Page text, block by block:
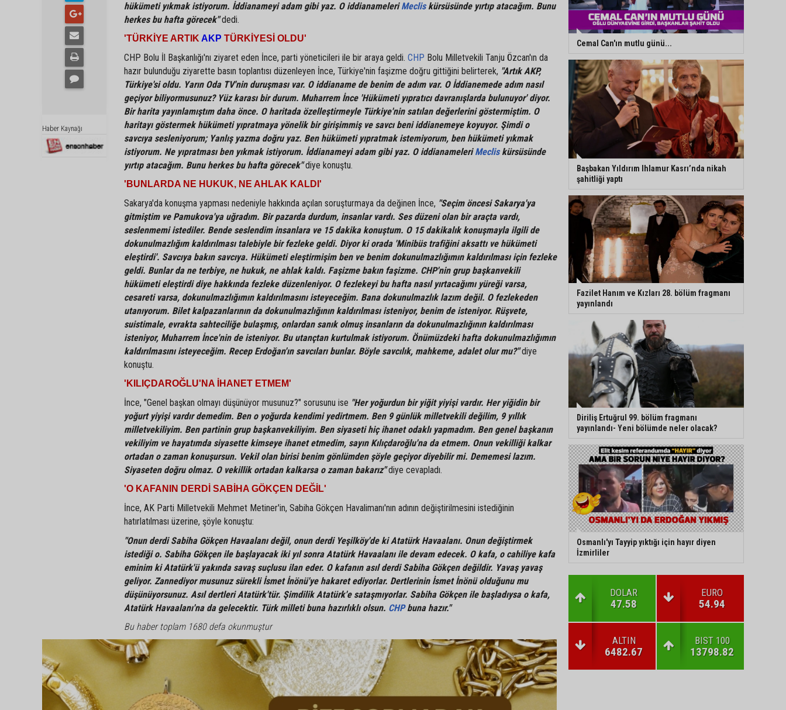
Haber Kaynağı
hükümeti yıkmak istiyorum. İddianameyi adam gibi yaz. O iddianameleriMecliskürsüsünde yırtıp atacağım. Bunu
herkes bu hafta görecek"dedi.
'TÜRKİYE ARTIK AKP TÜRKİYESİ OLDU'
CHP Bolu İl Başkanlığı'nı ziyaret eden İnce, parti yöneticileri ile bir araya geldi. CHP Bolu Milletvekili Tanju Özcan'ın da
hazır bulunduğu ziyarette basın toplantısı düzenleyen İnce, Türkiye'nin faşizme doğru gittiğini belirterek, "Artık AKP,
Türkiye'si oldu. Yarın Oda TV'nin duruşması var. O iddianame de benim de adım var. O İddianemede adım nasıl
geçiyor biliyormusunuz? Yüz karası bir durum. Muharrem İnce 'Hükümeti yıpratıcı davranışlarda bulunuyor' diyor.
Bir harita yayınlamıştım daha önce. O haritada özelleştirmeyle Türkiye'nin satılan değerlerini göstermiştim. O
haritayı göstermek hükümeti yıpratmaya yönelik bir girişimmiş ve savcı beni iddianemeye koyuyor. Şimdi o
savcıya sesleniyorum; Yanlış yazma doğru yaz. Ben hükümeti yıpratmak istemiyorum, ben hükümeti yıkmak
istiyorum. Ne yıpratması ben yıkmak istiyorum. İddianameyi adam gibi yaz. O iddianameleriMecliskürsüsünde
yırtıp atacağım. Bunu herkes bu hafta görecek"diye konuştu.
'BUNLARDA NE HUKUK, NE AHLAK KALDI'
Sakarya'da konuşma yapması nedeniyle hakkında açılan soruşturmaya da değinen İnce, "Seçim öncesi Sakarya'ya
gitmiştim ve Pamukova'ya uğradım. Bir pazarda durdum, insanlar vardı. Ses düzeni olan bir araçta vardı,
seslenmemi istediler. Bende seslendim insanlara ve 15 dakika konuştum. O 15 dakikalık konuşmayla ilgili de
dokunulmazlığım kaldırılması talebiyle bir fezleke geldi. Diyor ki orada 'Minibüs trafiğini aksattı ve hükümeti
eleştirdi'. Savcıya bakın savcıya. Hükümeti eleştirmişim ben ve benim dokunulmazlığımın kaldırılması için fezleke
geldi. Bunlar da ne terbiye, ne hukuk, ne ahlak kaldı. Faşizme bakın faşizme. CHP'nin grup başkanvekili
hükümeti eleştirdi diye hakkında fezleke düzenleniyor. O fezlekeyi bu hafta nasıl yırtacağımı yüreği varsa,
cesareti varsa, dokunulmazlığımın kaldırılmasını isteyeceğim. Bana dokunulmazlık lazım değil. O fezlekeden
utanıyorum. Bilet kalpazanlarının da dokunulmazlığının kaldırılması isteniyor, benim de isteniyor. Rüşvete,
suistimale, evrakta sahteciliğe bulaşmış, onlardan sanık olmuş insanların da dokunulmazlığının kaldırılması
isteniyor, Muharrem İnce'nin de isteniyor. Bu utançtan kurtulmak istiyorum. Önümüzdeki hafta dokunulmazlığımın
kaldırılmasını isteyeceğim. Recep Erdoğan'ın savcıları bunlar. Böyle savcılık, mahkeme, adalet olur mu?"diye
konuştu.
'KILIÇDAROĞLU'NA İHANET ETMEM'
İnce, "Genel başkan olmayı düşünüyor musunuz?" sorusunu ise "Her yoğurdun bir yiğit yiyişi vardır. Her yiğidin bir
yoğurt yiyişi vardır demedim. Ben o yoğurda kendimi yedirtmem. Ben 9 günlük milletvekili değilim, 9 yıllık
milletvekiliyim. Ben partinin grup başkanvekiliyim. Ben siyaseti hiç ihanet odaklı yapmadım. Ben genel başkanın
vekiliyim ve hayatımda siyasette kimseye ihanet etmedim, sayın Kılıçdaroğlu'na da etmem. Onun vekilliği kalkar
ortadan o zaman konuşursun. Vekil olan birisi benim gönlümden şöyle geçiyor diyebilir mi. Dememesi lazım.
Siyaseten doğru olmaz. O vekillik ortadan kalkarsa o zaman bakarız"diye cevapladı.
'O KAFANIN DERDİ SABİHA GÖKÇEN DEĞİL'
İnce, AK Parti Milletvekili Mehmet Metiner'in, Sabiha Gökçen Havalimanı'nın adının değiştirilmesini istediğinin
hatırlatılması üzerine, şöyle konuştu:
"Onun derdi Sabiha Gökçen Havaalanı değil, onun derdi Yeşilköy'de ki Atatürk Havaalanı. Onun değiştirmek
istediği o. Sabiha Gökçen ile başlayacak iki yıl sonra Atatürk Havaalanı ile devam edecek. O kafa, o cahiliye kafa
eminim ki Atatürk'ü yakında savaş suçlusu ilan eder. O kafanın asıl derdi Sabiha Gökçen değildir. Yavaş yavaş
geliyor. Zannediyor musunuz sürekli İsmet İnönü'ye hakaret ediyorlar. Dertlerinin İsmet İnönü olduğunu mu
düşünüyorsunuz. Asıl dertleri Atatürk'tür. Şimdilik Atatürk'e sataşmıyorlar. Sabiha Gökçen ile başladıysa o kafa,
Atatürk Havaalanı'na da gelecektir. Türk milleti buna hazırlıklı olsun. CHPbuna hazır."
Bu haber toplam 1680 defa okunmuştur
Cemal Can'ın mutlu günü...
Başbakan Yıldırım Ihlamur Kasrı’nda nikah
şahitliği yaptı
Fazilet Hanım ve Kızları 28. bölüm fragmanı
yayınlandı
Diriliş Ertuğrul 99. bölüm fragmanı
yayınlandı- Yeni bölümde neler olacak?
Osmanlı'yı Tayyip yıktığı için hayır diyen
İzmirliler
DOLAR
47.58
EURO
54.94
ALTIN
6482.67
BIST 100
13798.82